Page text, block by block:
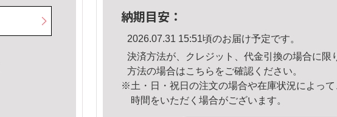
納期目安：
2026.07.31 15:51頃のお届け予定です。
決済方法が、クレジット、代金引換の場合に限
方法の場合はこちら をご確認ください。
※土・日・祝日の注文の場合や在庫状況によっ
時間をいただく場合がございます。